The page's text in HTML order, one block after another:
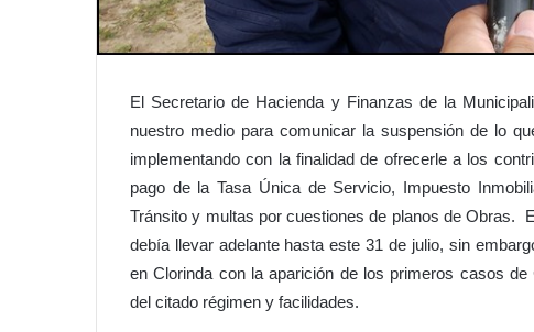
El Secretario de Hacienda y Finanzas de la
nuestro medio para comunicar la suspensión de lo
implementando con la finalidad de ofrecerle a los
pago de la Tasa Única de Servicio, Impuesto
Tránsito y multas por cuestiones de planos de Obras.
debía llevar adelante hasta este 31 de julio, sin
en Clorinda con la aparición de los primeros casos
del citado régimen y facilidades.